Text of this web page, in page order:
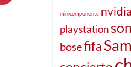
minicomponente nvidia
playstation
bosefifa